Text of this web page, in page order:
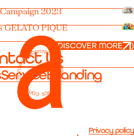
2023
GELATO PIQUE
(DISCOVER MORE )
Us
ServiceBranding
Privacy policy